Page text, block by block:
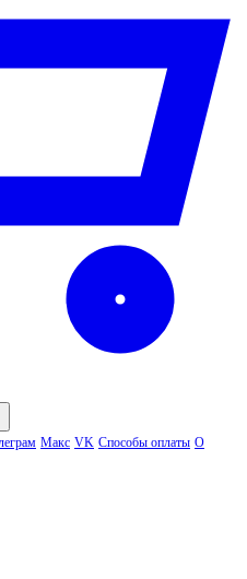
Макс VK Способы оплаты О